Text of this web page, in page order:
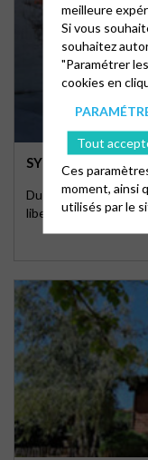
SYNODE
Du vendredi 18 au
libertés
meilleure
Si vous
souhaitez
"Paramétrer
cookies en
Tout
Ces
moment, ainsi
utilisés par le